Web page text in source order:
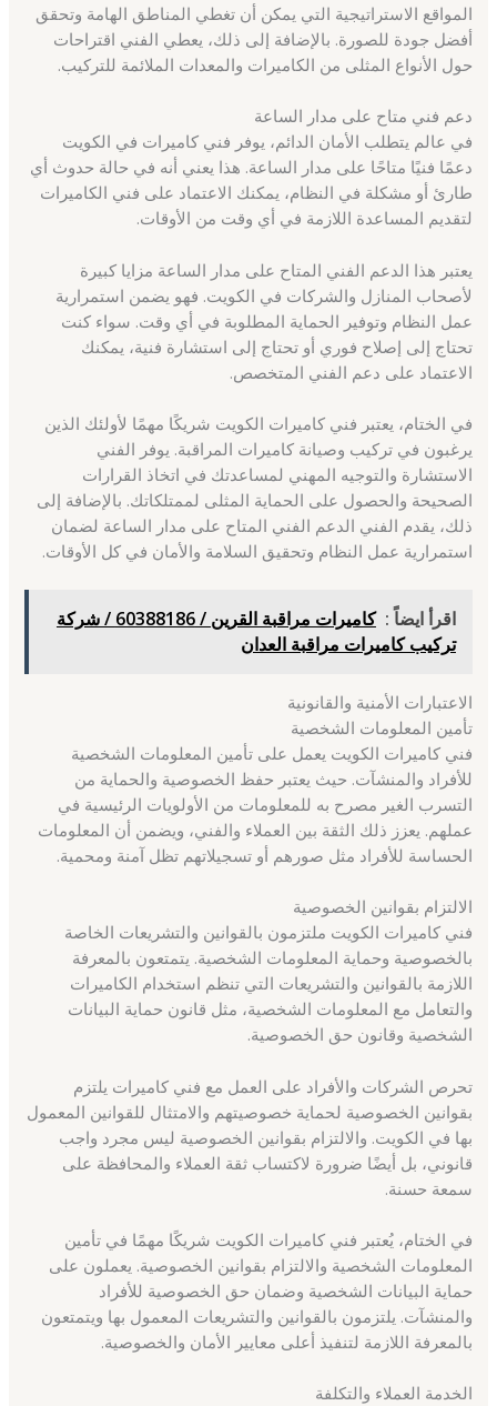
المواقع الاستراتيجية التي يمكن أن تغطي المناطق الهامة وتحقق
أفضل جودة للصورة. بالإضافة إلى ذلك، يعطي الفني اقتراحات
حول الأنواع المثلى من الكاميرات والمعدات الملائمة للتركيب.
دعم فني متاح على مدار الساعة
في عالم يتطلب الأمان الدائم، يوفر فني كاميرات في الكويت
دعمًا فنيًا متاحًا على مدار الساعة. هذا يعني أنه في حالة حدوث أي
طارئ أو مشكلة في النظام، يمكنك الاعتماد على فني الكاميرات
لتقديم المساعدة اللازمة في أي وقت من الأوقات.
يعتبر هذا الدعم الفني المتاح على مدار الساعة مزايا كبيرة
لأصحاب المنازل والشركات في الكويت. فهو يضمن استمرارية
عمل النظام وتوفير الحماية المطلوبة في أي وقت. سواء كنت
تحتاج إلى إصلاح فوري أو تحتاج إلى استشارة فنية، يمكنك
الاعتماد على دعم الفني المتخصص.
في الختام، يعتبر فني كاميرات الكويت شريكًا مهمًا لأولئك الذين
يرغبون في تركيب وصيانة كاميرات المراقبة. يوفر الفني
الاستشارة والتوجيه المهني لمساعدتك في اتخاذ القرارات
الصحيحة والحصول على الحماية المثلى لممتلكاتك. بالإضافة إلى
ذلك، يقدم الفني الدعم الفني المتاح على مدار الساعة لضمان
استمرارية عمل النظام وتحقيق السلامة والأمان في كل الأوقات.
اقرأ ايضاً :
كاميرات مراقبة القرين / 60388186 / شركة
تركيب كاميرات مراقبة العدان
الاعتبارات الأمنية والقانونية
تأمين المعلومات الشخصية
فني كاميرات الكويت يعمل على تأمين المعلومات الشخصية
للأفراد والمنشآت. حيث يعتبر حفظ الخصوصية والحماية من
التسرب الغير مصرح به للمعلومات من الأولويات الرئيسية في
عملهم. يعزز ذلك الثقة بين العملاء والفني، ويضمن أن المعلومات
الحساسة للأفراد مثل صورهم أو تسجيلاتهم تظل آمنة ومحمية.
الالتزام بقوانين الخصوصية
فني كاميرات الكويت ملتزمون بالقوانين والتشريعات الخاصة
بالخصوصية وحماية المعلومات الشخصية. يتمتعون بالمعرفة
اللازمة بالقوانين والتشريعات التي تنظم استخدام الكاميرات
والتعامل مع المعلومات الشخصية، مثل قانون حماية البيانات
الشخصية وقانون حق الخصوصية.
تحرص الشركات والأفراد على العمل مع فني كاميرات يلتزم
بقوانين الخصوصية لحماية خصوصيتهم والامتثال للقوانين المعمول
بها في الكويت. والالتزام بقوانين الخصوصية ليس مجرد واجب
قانوني، بل أيضًا ضرورة لاكتساب ثقة العملاء والمحافظة على
سمعة حسنة.
في الختام، يُعتبر فني كاميرات الكويت شريكًا مهمًا في تأمين
المعلومات الشخصية والالتزام بقوانين الخصوصية. يعملون على
حماية البيانات الشخصية وضمان حق الخصوصية للأفراد
والمنشآت. يلتزمون بالقوانين والتشريعات المعمول بها ويتمتعون
بالمعرفة اللازمة لتنفيذ أعلى معايير الأمان والخصوصية.
الخدمة العملاء والتكلفة